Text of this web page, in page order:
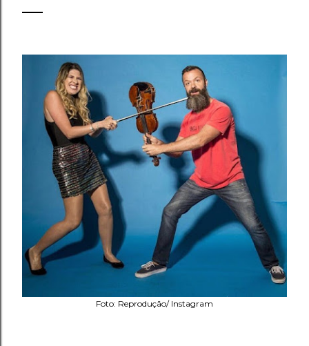
Foto: Reprodução/ Instagram